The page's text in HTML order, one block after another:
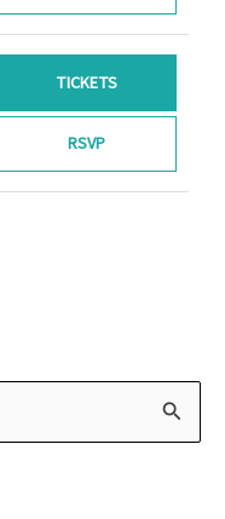
RSVP
TICKETS